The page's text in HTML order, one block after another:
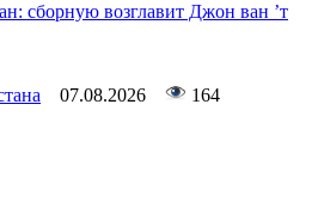
сборную возглавит Джон ван ’т
07.08.2026 164